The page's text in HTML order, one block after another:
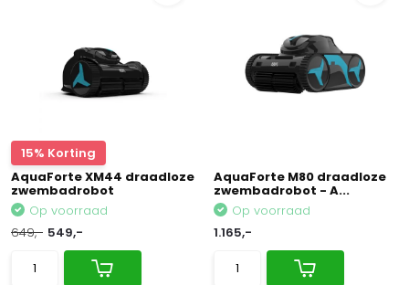
15% Korting
AquaForte XM44 draadloze
zwembadrobot
Op voorraad
649,- 549,-
AquaForte M80 draadloze
zwembadrobot - A...
Op voorraad
1.165,-